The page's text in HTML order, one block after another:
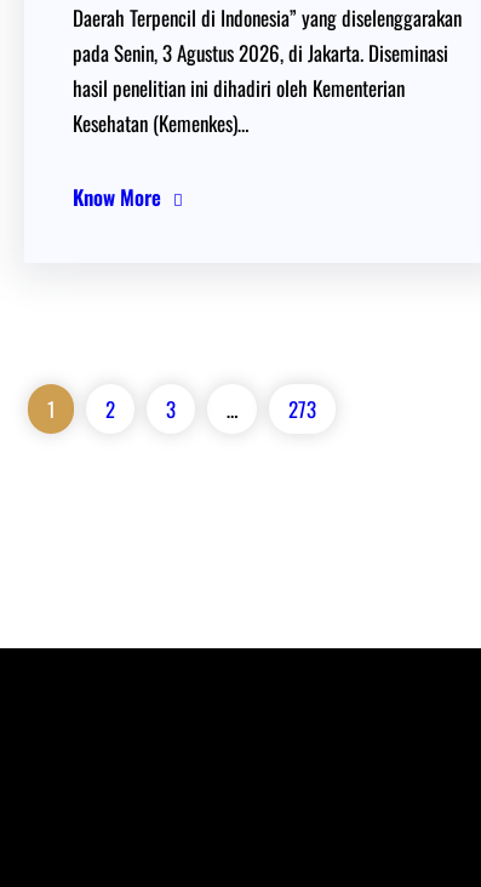
Daerah Terpencil di Indonesia” yang diselenggarakan
pada Senin, 3 Agustus 2026, di Jakarta. Diseminasi
hasil penelitian ini dihadiri oleh Kementerian
Kesehatan (Kemenkes)…
Know More
1 2 3 … 273